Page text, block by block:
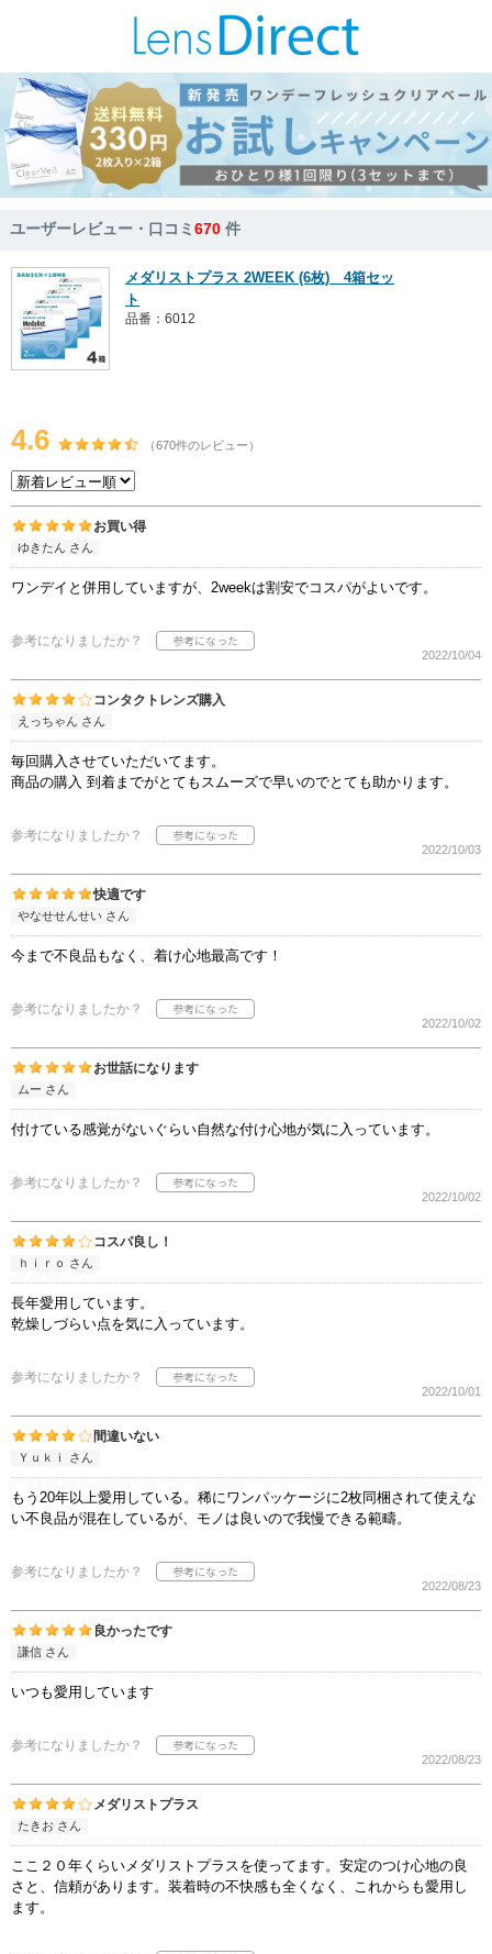
ユーザーレビュー・口コミ670 件
メダリストプラス 2WEEK (6枚) 4箱セッ
ト
品番：6012
4.6 （670件のレビュー）
お買い得
ゆきたん さん
ワンデイと併用していますが、2weekは割安でコスパがよいです。
参考になりましたか？
2022/10/04
コンタクトレンズ購入
えっちゃん さん
毎回購入させていただいてます。
商品の購入 到着までがとてもスムーズで早いのでとても助かります。
参考になりましたか？
2022/10/03
快適です
やなせせんせい さん
今まで不良品もなく、着け心地最高です！
参考になりましたか？
2022/10/02
お世話になります
ムー さん
付けている感覚がないぐらい自然な付け心地が気に入っています。
参考になりましたか？
2022/10/02
コスパ良し！
ｈｉｒｏ さん
長年愛用しています。
乾燥しづらい点を気に入っています。
参考になりましたか？
2022/10/01
間違いない
Ｙｕｋｉ さん
もう20年以上愛用している。稀にワンパッケージに2枚同梱されて使えな
い不良品が混在しているが、モノは良いので我慢できる範疇。
参考になりましたか？
2022/08/23
良かったです
謙信 さん
いつも愛用しています
参考になりましたか？
2022/08/23
メダリストプラス
たきお さん
ここ２０年くらいメダリストプラスを使ってます。安定のつけ心地の良
さと、信頼があります。装着時の不快感も全くなく、これからも愛用し
ます。